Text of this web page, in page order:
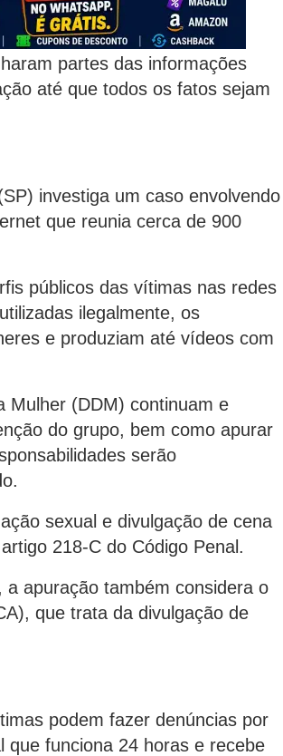
partes das informações
até que todos os fatos sejam
investiga um caso envolvendo
que reunia cerca de 900
públicos das vítimas nas redes
ilegalmente, os
e produziam até vídeos com
Mulher (DDM) continuam e
do grupo, bem como apurar
serão
sexual e divulgação de cena
218-C do Código Penal.
apuração também considera o
que trata da divulgação de
podem fazer denúncias por
que funciona 24 horas e recebe